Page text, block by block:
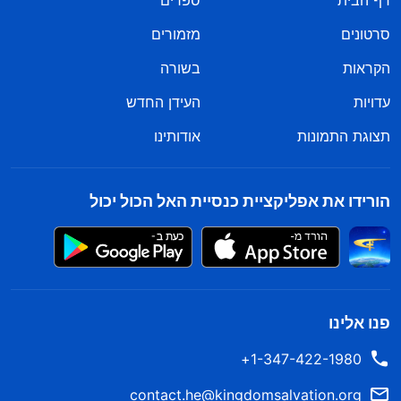
סרטונים
מזמורים
הקראות
בשורה
עדויות
העידן החדש
תצוגת התמונות
אודותינו
הורידו את אפליקציית כנסיית האל הכול יכול
פנו אלינו
1-347-422-1980+
contact.he@kingdomsalvation.org